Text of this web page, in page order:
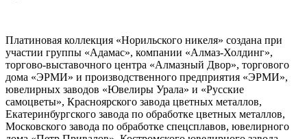
Платиновая коллекция «Норильского никеля» создана при
участии группы «Адамас», компании «Алмаз-Холдинг»,
торгово-выставочного центра «Алмазный Двор», торгового
дома «ЭРМИ» и производственного предприятия «ЭРМИ»,
ювелирных заводов «Ювелиры Урала» и «Русские
самоцветы», Красноярского завода цветных металлов,
Екатеринбургского завода по обработке цветных металлов,
Московского завода по обработке спецсплавов, ювелирного